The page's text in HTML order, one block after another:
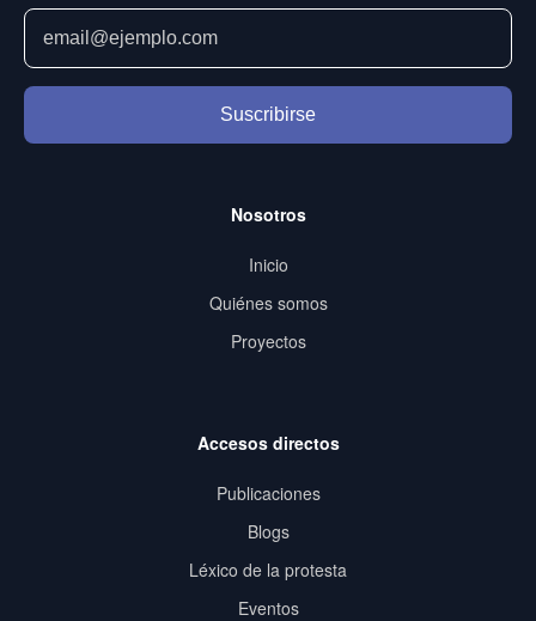
Suscribirse
Nosotros
Inicio
Quiénes somos
Proyectos
Accesos directos
Publicaciones
Blogs
Léxico de la protesta
Eventos